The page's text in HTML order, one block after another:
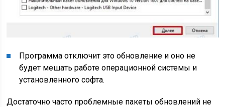
Программа отключит это обновление и оно не
будет мешать работе операционной системы и
установленного софта.
Достаточно часто проблемные пакеты обновлений не